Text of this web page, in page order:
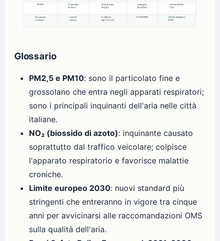
Glossario
PM2,5 e PM10: sono il particolato fine e
grossolano che entra negli apparati respiratori;
sono i principali inquinanti dell'aria nelle città
italiane.
NO₂ (biossido di azoto): inquinante causato
soprattutto dal traffico veicolare; colpisce
l'apparato respiratorio e favorisce malattie
croniche.
Limite europeo 2030: nuovi standard più
stringenti che entreranno in vigore tra cinque
anni per avvicinarsi alle raccomandazioni OMS
sulla qualità dell'aria.